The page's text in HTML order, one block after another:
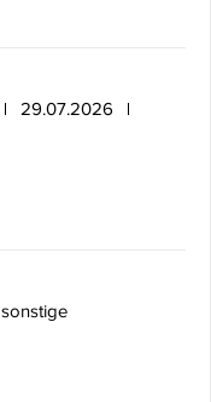
29.07.2026
sonstige